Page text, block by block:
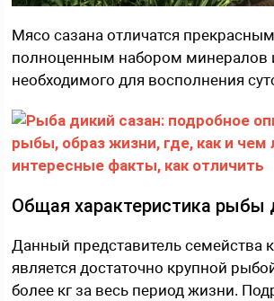
Мясо сазана отличатся
полноценным набором минералов
необходимого для восполнения
Общая характеристика рыбы
Данный представитель семейства
является достаточно крупной
более кг за весь период жизни.